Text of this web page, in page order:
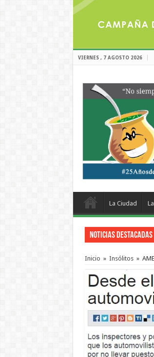
VIERNES , 7 AGOSTO 2026
La Ciudad
Noticias Destacadas
Inicio » Insólitos »